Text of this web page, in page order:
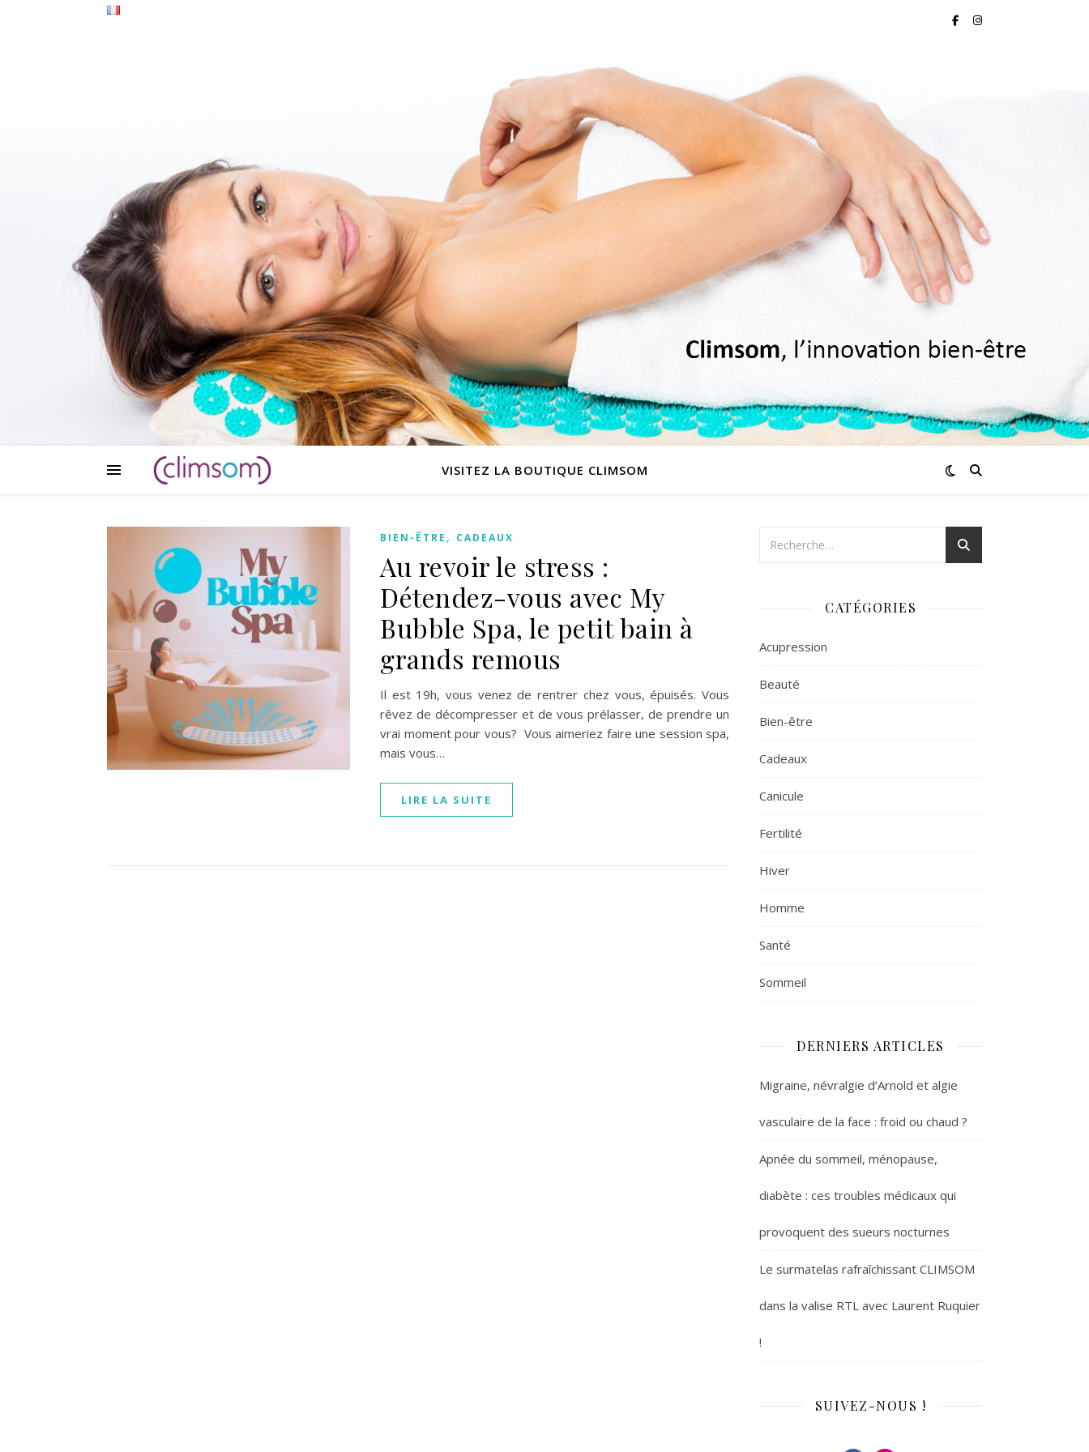
VISITEZ LA BOUTIQUE CLIMSOM
BIEN-ÊTRE , CADEAUX
Au revoir le stress :
Détendez-vous avec My
Bubble Spa, le petit bain à
grands remous
Il est 19h, vous venez de rentrer chez vous, épuisés. Vous
rêvez de décompresser et de vous prélasser, de prendre un
vrai moment pour vous? Vous aimeriez faire une session spa,
mais vous…
LIRE LA SUITE
CATÉGORIES
Acupression
Beauté
Bien-être
Cadeaux
Canicule
Fertilité
Hiver
Homme
Santé
Sommeil
DERNIERS ARTICLES
Migraine, névralgie d’Arnold et algie
vasculaire de la face : froid ou chaud ?
Apnée du sommeil, ménopause,
diabète : ces troubles médicaux qui
provoquent des sueurs nocturnes
Le surmatelas rafraîchissant CLIMSOM
dans la valise RTL avec Laurent Ruquier
!
SUIVEZ-NOUS !